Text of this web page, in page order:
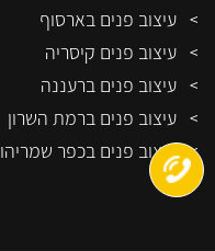
עיצוב פנים בארסוף
עיצוב פנים קיסריה
עיצוב פנים ברעננה
עיצוב פנים ברמת השרון
עיצוב פנים בכפר שמריהו